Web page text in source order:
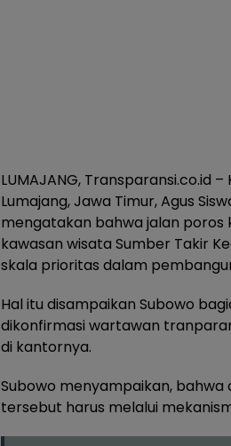
LUMAJANG, Transparansi.co.id
Lumajang, Jawa Timur, Agus
mengatakan bahwa jalan
kawasan wisata Sumber Takir
skala prioritas dalam
Hal itu disampaikan Subowo
dikonfirmasi wartawan
di kantornya.
Subowo menyampaikan,
tersebut harus melalui